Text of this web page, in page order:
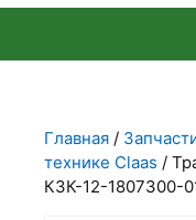
Главная /
технике Claas /
КЗК-12-1807300-